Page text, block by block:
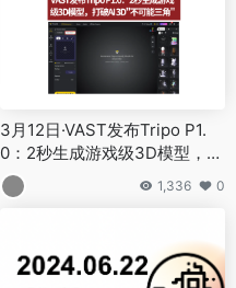
3月12日·VAST发布Tripo P1.
0：2秒生成游戏级3D模型，打
破AI 3D”不可能三角” 1,336 0